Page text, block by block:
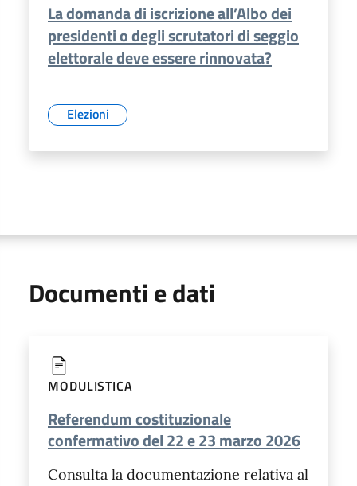
La domanda di iscrizione all’Albo dei
presidenti o degli scrutatori di seggio
elettorale deve essere rinnovata?
Elezioni
Documenti e dati
MODULISTICA
Referendum costituzionale
confermativo del 22 e 23 marzo 2026
Consulta la documentazione relativa al